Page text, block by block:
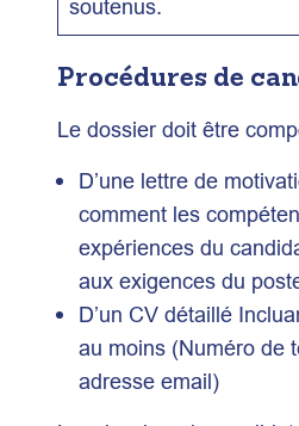
soutenus.
Procédures de
Le dossier doit être
D’une lettre de
comment les
expériences du
aux exigences du
D’un CV détaillé
au moins (Numéro de
adresse email)